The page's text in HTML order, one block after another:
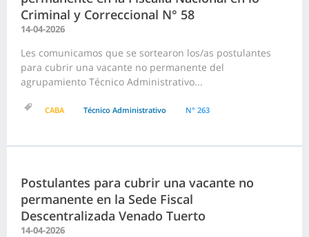
Criminal y Correccional N° 58
14-04-2026
Les comunicamos que se sortearon los/as postulantes
para cubrir una vacante no permanente del
agrupamiento Técnico Administrativo...
CABA Técnico Administrativo N° 263
Postulantes para cubrir una vacante no
permanente en la Sede Fiscal
Descentralizada Venado Tuerto
14-04-2026